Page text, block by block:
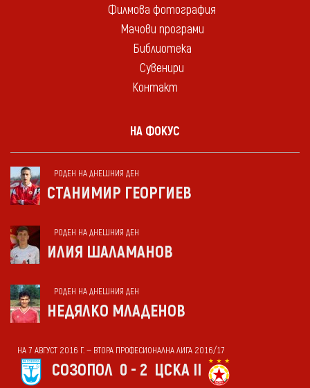
Филмова фотография
Мачови програми
Библиотека
Сувенири
Контакт
НА ФОКУС
РОДЕН НА ДНЕШНИЯ ДЕН
СТАНИМИР ГЕОРГИЕВ
РОДЕН НА ДНЕШНИЯ ДЕН
ИЛИЯ ШАЛАМАНОВ
РОДЕН НА ДНЕШНИЯ ДЕН
НЕДЯЛКО МЛАДЕНОВ
НА 7 АВГУСТ 2016 Г. — ВТОРА ПРОФЕСИОНАЛНА ЛИГА 2016/17
СОЗОПОЛ 0 - 2 ЦСКА II